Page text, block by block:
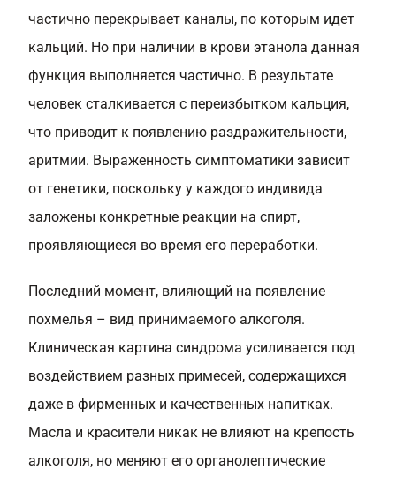
частично перекрывает каналы, по которым идет
кальций. Но при наличии в крови этанола данная
функция выполняется частично. В результате
человек сталкивается с переизбытком кальция,
что приводит к появлению раздражительности,
аритмии. Выраженность симптоматики зависит
от генетики, поскольку у каждого индивида
заложены конкретные реакции на спирт,
проявляющиеся во время его переработки.
Последний момент, влияющий на появление
похмелья – вид принимаемого алкоголя.
Клиническая картина синдрома усиливается под
воздействием разных примесей, содержащихся
даже в фирменных и качественных напитках.
Масла и красители никак не влияют на крепость
алкоголя, но меняют его органолептические